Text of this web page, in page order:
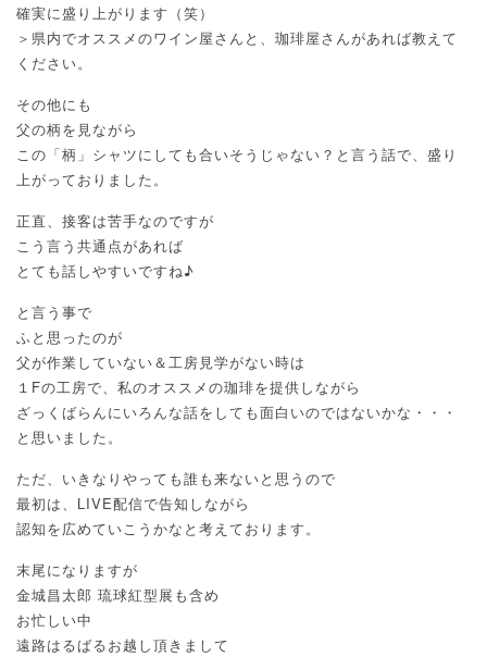
確実に盛り上がります（笑）
＞県内でオススメのワイン屋さんと、珈琲屋さんがあれば教えて
ください。
その他にも
父の柄を見ながら
この「柄」シャツにしても合いそうじゃない？と言う話で、盛り
上がっておりました。
正直、接客は苦手なのですが
こう言う共通点があれば
とても話しやすいですね♪
と言う事で
ふと思ったのが
父が作業していない＆工房見学がない時は
１Fの工房で、私のオススメの珈琲を提供しながら
ざっくばらんにいろんな話をしても面白いのではないかな・・・
と思いました。
ただ、いきなりやっても誰も来ないと思うので
最初は、LIVE配信で告知しながら
認知を広めていこうかなと考えております。
末尾になりますが
金城昌太郎 琉球紅型展も含め
お忙しい中
遠路はるばるお越し頂きまして